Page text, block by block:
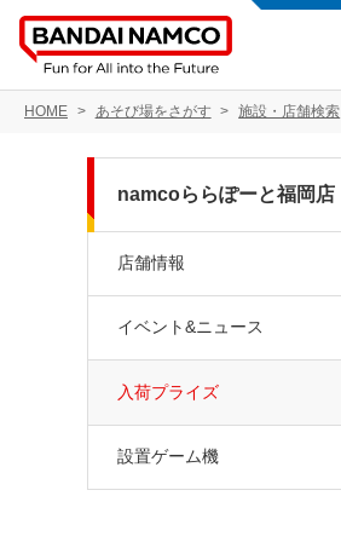
HOME あそび場をさがす 施設・店舗検索
namcoららぽーと福岡店
店舗情報
イベント&ニュース
入荷プライズ
設置ゲーム機